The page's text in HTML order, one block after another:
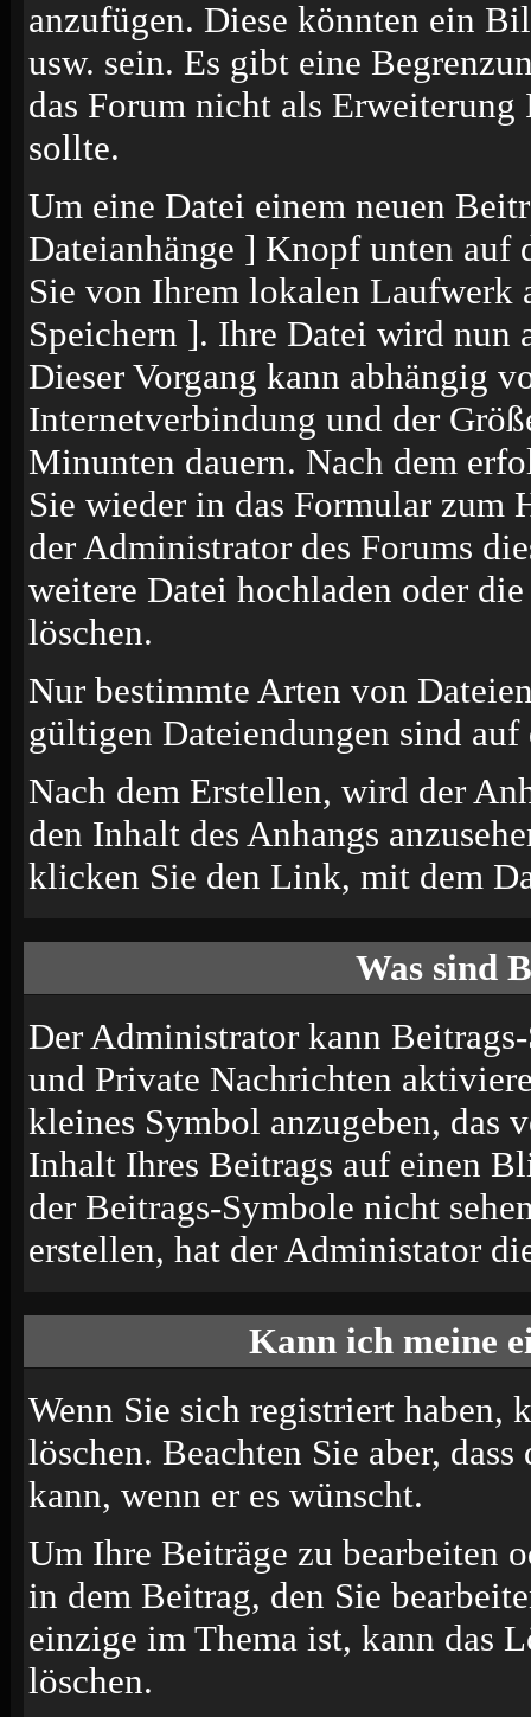
anzufügen. Diese könnten ein
usw. sein. Es gibt eine
das Forum nicht als
sollte.
Um eine Datei einem neuen
Dateianhänge ] Knopf unten auf
Sie von Ihrem lokalen
Speichern ]. Ihre Datei wird nun
Dieser Vorgang kann abhängig
Internetverbindung und der
Minunten dauern. Nach dem
Sie wieder in das Formular zum
der Administrator des Forums
weitere Datei hochladen oder
löschen.
Nur bestimmte Arten von
gültigen Dateiendungen sind
Nach dem Erstellen, wird der
den Inhalt des Anhangs
klicken Sie den Link, mit dem
Was sind
Der Administrator kann
und Private Nachrichten
kleines Symbol anzugeben, das
Inhalt Ihres Beitrags auf einen
der Beitrags-Symbole nicht
erstellen, hat der Administator
Kann ich meine
Wenn Sie sich registriert haben,
löschen. Beachten Sie aber,
kann, wenn er es wünscht.
Um Ihre Beiträge zu bearbeiten
in dem Beitrag, den Sie
einzige im Thema ist, kann das
löschen.